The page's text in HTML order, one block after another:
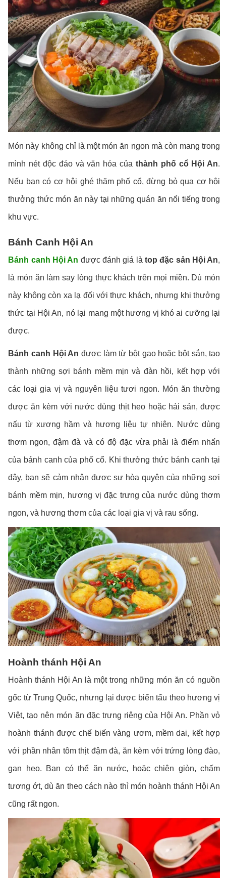
Món này không chỉ là một món ăn ngon mà còn mang trong
mình nét độc đáo và văn hóa của thành phố cổ Hội An.
Nếu bạn có cơ hội ghé thăm phố cổ, đừng bỏ qua cơ hội
thưởng thức món ăn này tại những quán ăn nổi tiếng trong
khu vực.
Bánh Canh Hội An
Bánh canh Hội An được đánh giá là top đặc sản Hội An,
là món ăn làm say lòng thực khách trên mọi miền. Dù món
này không còn xa lạ đối với thực khách, nhưng khi thưởng
thức tại Hội An, nó lại mang một hương vị khó ai cưỡng lại
được.
Bánh canh Hội An được làm từ bột gạo hoặc bột sắn, tạo
thành những sợi bánh mềm mịn và đàn hồi, kết hợp với
các loại gia vị và nguyên liệu tươi ngon. Món ăn thường
được ăn kèm với nước dùng thịt heo hoặc hải sản, được
nấu từ xương hầm và hương liệu tự nhiên. Nước dùng
thơm ngon, đậm đà và có độ đặc vừa phải là điểm nhấn
của bánh canh của phố cổ. Khi thưởng thức bánh canh tại
đây, bạn sẽ cảm nhận được sự hòa quyện của những sợi
bánh mềm mịn, hương vị đặc trưng của nước dùng thơm
ngon, và hương thơm của các loại gia vị và rau sống.
Hoành thánh Hội An
Hoành thánh Hội An là một trong những món ăn có nguồn
gốc từ Trung Quốc, nhưng lại được biến tấu theo hương vị
Việt, tạo nên món ăn đặc trưng riêng của Hội An. Phần vỏ
hoành thánh được chế biến vàng ươm, mềm dai, kết hợp
với phần nhân tôm thịt đậm đà, ăn kèm với trứng lòng đào,
gan heo. Bạn có thể ăn nước, hoặc chiên giòn, chấm
tương ớt, dù ăn theo cách nào thì món hoành thánh Hội An
cũng rất ngon.